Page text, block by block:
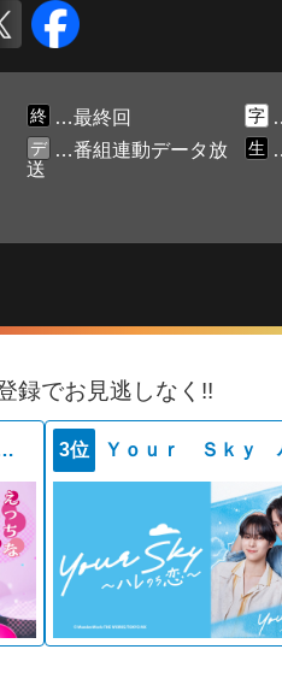
終 …最終回 字
デ …番組連動データ放
送
生
録でお見逃しなく!!
じゃダメですか？ 3位